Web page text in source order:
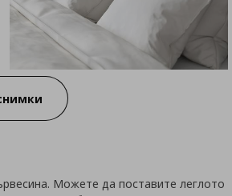
Можете да поставите леглото